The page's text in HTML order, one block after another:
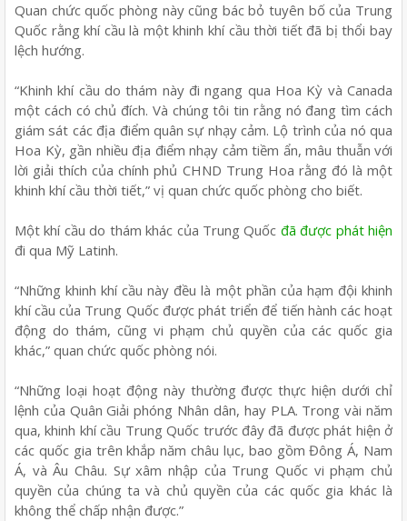
Quan chức quốc phòng này cũng bác bỏ tuyên bố của Trung
Quốc rằng khí cầu là một khinh khí cầu thời tiết đã bị thổi bay
lệch hướng.
“Khinh khí cầu do thám này đi ngang qua Hoa Kỳ và Canada
một cách có chủ đích. Và chúng tôi tin rằng nó đang tìm cách
giám sát các địa điểm quân sự nhạy cảm. Lộ trình của nó qua
Hoa Kỳ, gần nhiều địa điểm nhạy cảm tiềm ẩn, mâu thuẫn với
lời giải thích của chính phủ CHND Trung Hoa rằng đó là một
khinh khí cầu thời tiết,” vị quan chức quốc phòng cho biết.
Một khí cầu do thám khác của Trung Quốc đã được phát hiện
đi qua Mỹ Latinh.
“Những khinh khí cầu này đều là một phần của hạm đội khinh
khí cầu của Trung Quốc được phát triển để tiến hành các hoạt
động do thám, cũng vi phạm chủ quyền của các quốc gia
khác,” quan chức quốc phòng nói.
“Những loại hoạt động này thường được thực hiện dưới chỉ
lệnh của Quân Giải phóng Nhân dân, hay PLA. Trong vài năm
qua, khinh khí cầu Trung Quốc trước đây đã được phát hiện ở
các quốc gia trên khắp năm châu lục, bao gồm Đông Á, Nam
Á, và Âu Châu. Sự xâm nhập của Trung Quốc vi phạm chủ
quyền của chúng ta và chủ quyền của các quốc gia khác là
không thể chấp nhận được.”